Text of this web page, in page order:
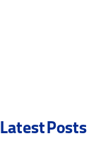
Latest Posts